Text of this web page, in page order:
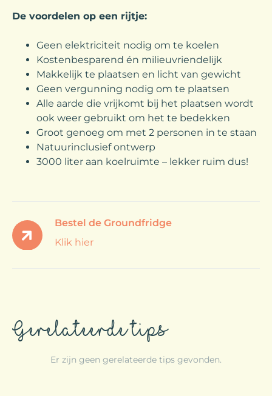
De voordelen op een rijtje:
Geen elektriciteit nodig om te koelen
Kostenbesparend én milieuvriendelijk
Makkelijk te plaatsen en licht van gewicht
Geen vergunning nodig om te plaatsen
Alle aarde die vrijkomt bij het plaatsen wordt
ook weer gebruikt om het te bedekken
Groot genoeg om met 2 personen in te staan
Natuurinclusief ontwerp
3000 liter aan koelruimte – lekker ruim dus!
Bestel de Groundfridge
Klik hier
Gerelateerde tips
Er zijn geen gerelateerde tips gevonden.